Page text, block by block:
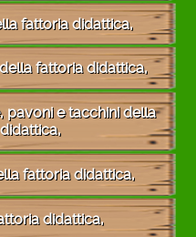
fattoria didattica,
fattoria didattica,
pavoni e tacchini della
fattoria didattica,
didattica,